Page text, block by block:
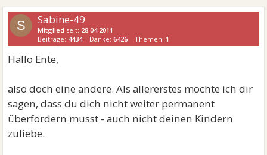
S Sabine-49
Mitglied seit: 28.04.2011
Beiträge: 4434 Danke:6426 Themen: 1
Hallo Ente,
also doch eine andere. Als allererstes möchte ich dir
sagen, dass du dich nicht weiter permanent
überfordern musst - auch nicht deinen Kindern
zuliebe.